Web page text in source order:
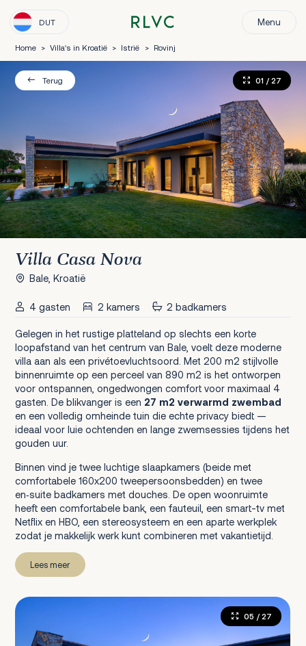
DUT Menu
Home > Villa's in Kroatië > Istrië > Rovinj
Terug 01 / 27
Villa Casa Nova
Bale, Kroatië
4 gasten 2 kamers 2 badkamers
Gelegen in het rustige platteland op slechts een korte
loopafstand van het centrum van Bale, voelt deze moderne
villa aan als een privétoevluchtsoord. Met 200 m2 stijlvolle
binnenruimte op een perceel van 890 m2 is het ontworpen
voor ontspannen, ongedwongen comfort voor maximaal 4
gasten. De blikvanger is een 27 m2 verwarmd zwembad
en een volledig omheinde tuin die echte privacy biedt —
ideaal voor luie ochtenden en lange zwemsessies tijdens het
gouden uur.
Binnen vind je twee luchtige slaapkamers (beide met
comfortabele 160x200 tweepersoonsbedden) en twee
en‑suite badkamers met douches. De open woonruimte
heeft een comfortabele bank, een fauteuil, een smart-tv met
Netflix en HBO, een stereosysteem en een aparte werkplek
zodat je makkelijk werk kunt combineren met vakantietijd.
Lees meer
05 / 27